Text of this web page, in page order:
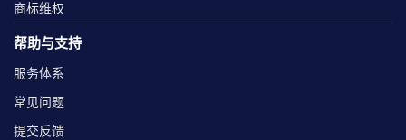
商标维权
帮助与支持
服务体系
常见问题
提交反馈